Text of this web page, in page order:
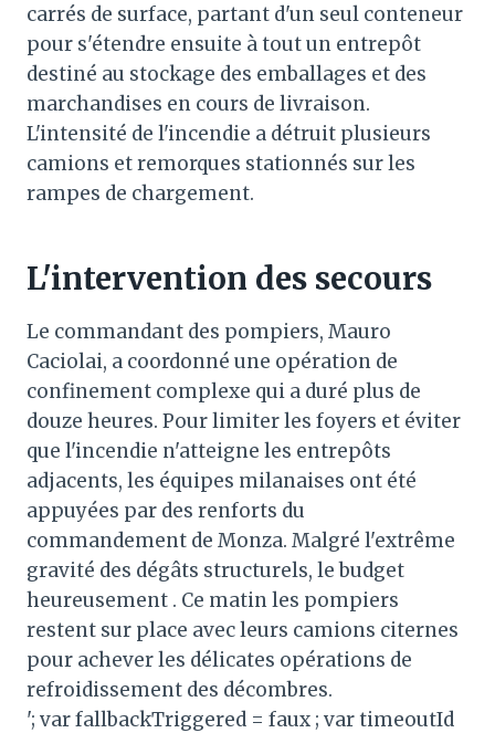
carrés de surface, partant d'un seul conteneur
pour s'étendre ensuite à tout un entrepôt
destiné au stockage des emballages et des
marchandises en cours de livraison.
L'intensité de l'incendie a détruit plusieurs
camions et remorques stationnés sur les
rampes de chargement.
L'intervention des secours
Le commandant des pompiers, Mauro
Caciolai, a coordonné une opération de
confinement complexe qui a duré plus de
douze heures. Pour limiter les foyers et éviter
que l'incendie n'atteigne les entrepôts
adjacents, les équipes milanaises ont été
appuyées par des renforts du
commandement de Monza. Malgré l'extrême
gravité des dégâts structurels, le budget
heureusement . Ce matin les pompiers
restent sur place avec leurs camions citernes
pour achever les délicates opérations de
refroidissement des décombres.
'; var fallbackTriggered = faux ; var timeoutId